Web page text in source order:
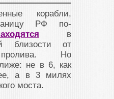
корабли,
РФ по-
в
близости от
пролива. Но
не в 6, как
а в 3 милях
моста.